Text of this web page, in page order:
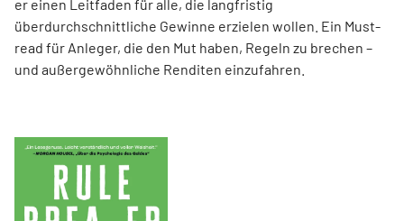
er einen Leit­faden für alle, die langfristig
überdurchschnittliche Gewinne erzielen wollen. Ein Must-
read für Anleger, die den Mut haben, Regeln zu brechen –
und außergewöhnliche Renditen einzufahren.